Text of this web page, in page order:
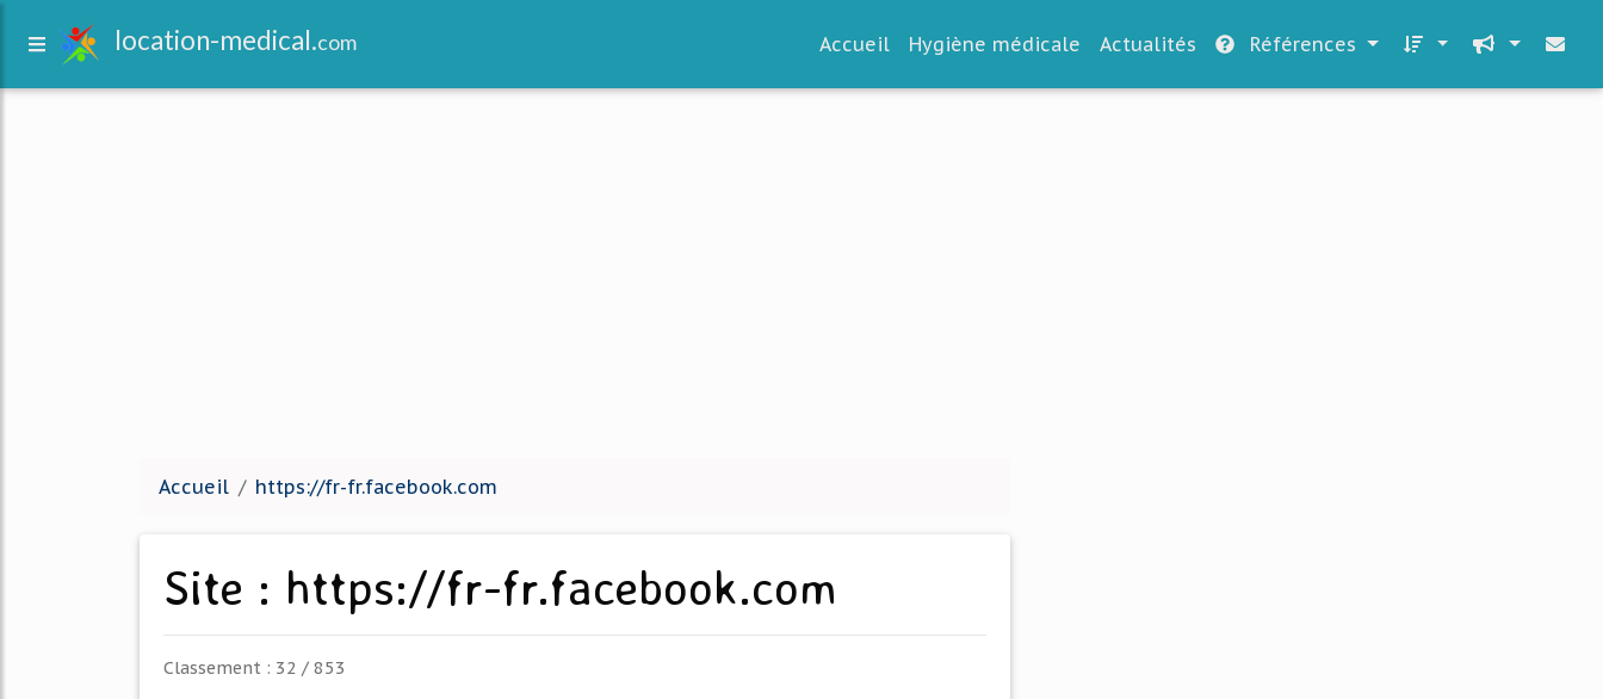
location-medical.com Accueil Hygiène médicale Actualités Références
Accueil https://fr-fr.facebook.com
Site : https://fr-fr.facebook.com
Classement : 32 / 853